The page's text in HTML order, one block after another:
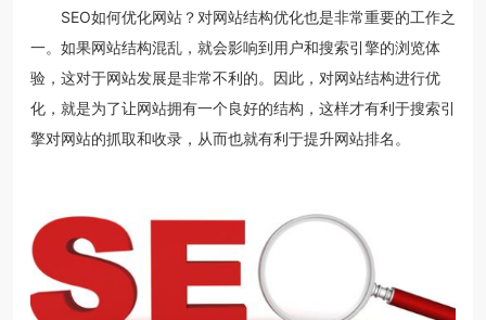
SEO如何优化网站？对网站结构优化也是非常重要的工作之
一。如果网站结构混乱，就会影响到用户和搜索引擎的浏览体
验，这对于网站发展是非常不利的。因此，对网站结构进行优
化，就是为了让网站拥有一个良好的结构，这样才有利于搜索引
擎对网站的抓取和收录，从而也就有利于提升网站排名。